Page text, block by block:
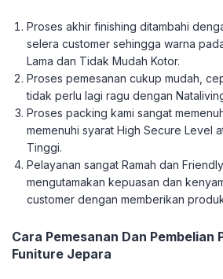
Proses akhir finishing ditambahi
selera customer sehingga warna
Lama dan Tidak Mudah Kotor.
Proses pemesanan cukup mudah,
tidak perlu lagi ragu dengan
Proses packing kami sangat
memenuhi syarat High Secure Level
Tinggi.
Pelayanan sangat Ramah dan
mengutamakan kepuasan dan
customer dengan memberikan
Cara Pemesanan Dan Pembelian
Funiture Jepara